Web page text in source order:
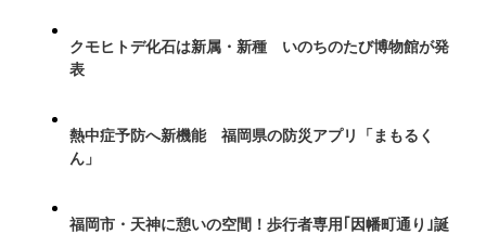
クモヒトデ化石は新属・新種 いのちのたび博物館が発
表
熱中症予防へ新機能 福岡県の防災アプリ「まもるく
ん」
福岡市・天神に憩いの空間！歩行者専用｢因幡町通り｣誕